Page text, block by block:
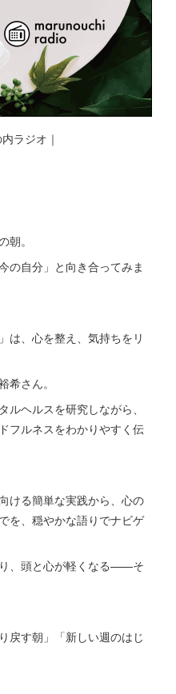
ラジオ｜
朝。
の自分」と向き合ってみま
は、心を整え、気持ちをリ
希さん。
ヘルスを研究しながら、
フルネスをわかりやすく伝
ける簡単な実践から、心の
を、穏やかな語りでナビゲ
、頭と心が軽くなる——そ
戻す朝」「新しい週のはじ